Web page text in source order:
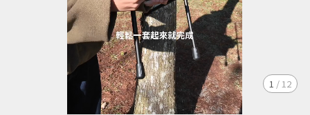
1 / 12